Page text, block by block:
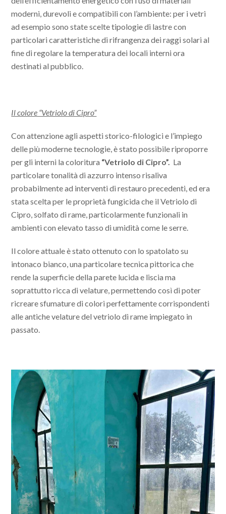
moderni, durevoli e compatibili con l’ambiente: per i vetri
ad esempio sono state scelte tipologie di lastre con
particolari caratteristiche di rifrangenza dei raggi solari al
fine di regolare la temperatura dei locali interni ora
destinati al pubblico.
Il colore “Vetriolo di Cipro”
Con attenzione agli aspetti storico-filologici e l’impiego
delle più moderne tecnologie, è stato possibile riproporre
per gli interni la coloritura “Vetriolo di Cipro”. La
particolare tonalità di azzurro intenso risaliva
probabilmente ad interventi di restauro precedenti, ed era
stata scelta per le proprietà fungicida che il Vetriolo di
Cipro, solfato di rame, particolarmente funzionali in
ambienti con elevato tasso di umidità come le serre.
Il colore attuale è stato ottenuto con lo spatolato su
intonaco bianco, una particolare tecnica pittorica che
rende la superficie della parete lucida e liscia ma
soprattutto ricca di velature, permettendo così di poter
ricreare sfumature di colori perfettamente corrispondenti
alle antiche velature del vetriolo di rame impiegato in
passato.